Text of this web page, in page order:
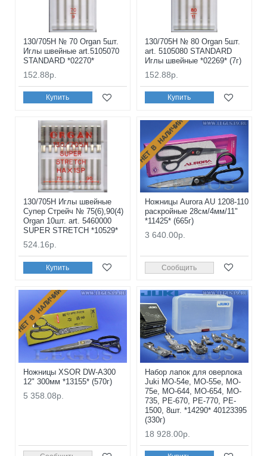
130/705H № 70 Organ 5шт.
Иглы швейные art.5105070
STANDARD *02270*
152.88р.
Купить
130/705H № 80 Organ 5шт.
art. 5105080 STANDARD
Иглы швейные *02269* (7г)
152.88р.
Купить
130/705H Иглы швейные
Супер Стрейч № 75(6),90(4)
Organ 10шт. art. 5460000
SUPER STRETCH *10529*
524.16р.
Купить
НЕТ В НАЛИЧИИ
Ножницы Aurora AU 1208-110
раскройные 28см/4мм/11"
*11425* (665г)
3 640.00р.
Сообщить
НЕТ В НАЛИЧИИ
Ножницы XSOR DW-A300
12" 300мм *13155* (570г)
5 358.08р.
Набор лапок для оверлока
Juki MO-54e, MO-55e, MO-
75e, MO-644, MO-654, MO-
735, PE-670, PE-770, PE-
1500, 8шт. *14290* 40123395
(330г)
18 928.00р.